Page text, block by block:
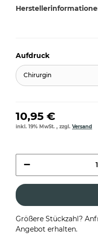
Aufdruck
Chirurgin
10,95 €
inkl. 19% MwSt. , zzgl. Versand
Größere Stückzahl?
Angebot erhalten.